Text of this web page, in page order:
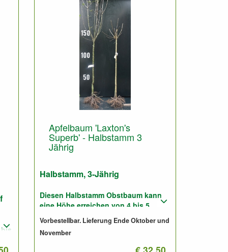
Apfelbaum 'Laxton's
Superb' - Halbstamm 3
Jährig
Halbstamm, 3-Jährig
Diesen Halbstamm Obstbaum kann
eine Höhe erreichen von 4 bis 5
Meter.
Pflanzabstand: 5 bis 6 Meter
Vorbestellbar. Lieferung Ende Oktober und
November